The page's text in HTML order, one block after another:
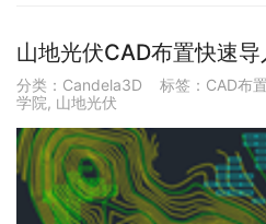
山地光伏CAD布置快速
分类： Candela3D 标签： CAD布置
学院, 山地光伏